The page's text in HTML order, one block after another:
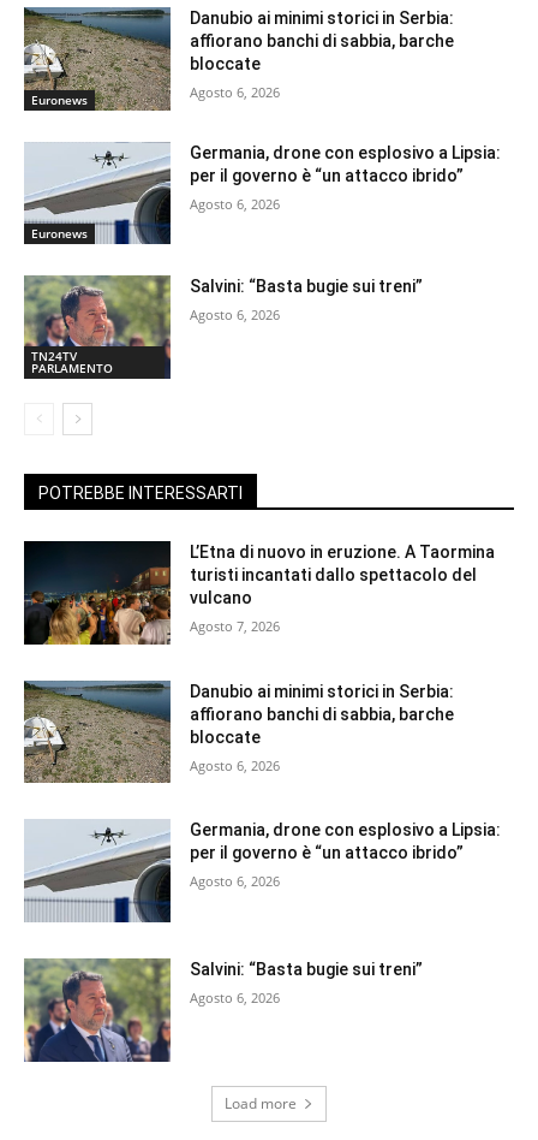
Euronews
Danubio ai minimi storici in Serbia:
affiorano banchi di sabbia, barche
bloccate
Agosto 6, 2026
Euronews
Germania, drone con esplosivo a Lipsia:
per il governo è “un attacco ibrido”
Agosto 6, 2026
TN24TV
PARLAMENTO
Salvini: “Basta bugie sui treni”
Agosto 6, 2026
POTREBBE INTERESSARTI
L’Etna di nuovo in eruzione. A Taormina
turisti incantati dallo spettacolo del
vulcano
Agosto 7, 2026
Danubio ai minimi storici in Serbia:
affiorano banchi di sabbia, barche
bloccate
Agosto 6, 2026
Germania, drone con esplosivo a Lipsia:
per il governo è “un attacco ibrido”
Agosto 6, 2026
Salvini: “Basta bugie sui treni”
Agosto 6, 2026
Load more